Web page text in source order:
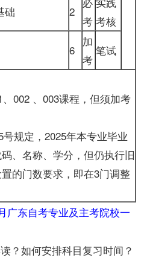
础 2
考 考核
6
加
考
笔试
002 、003课程，但须加考
规定，2025年本专业毕业
、名称、学分，但仍执行旧
的门数要求，即在3门调整
广东自考专业及主考院校一
？如何安排科目复习时间？